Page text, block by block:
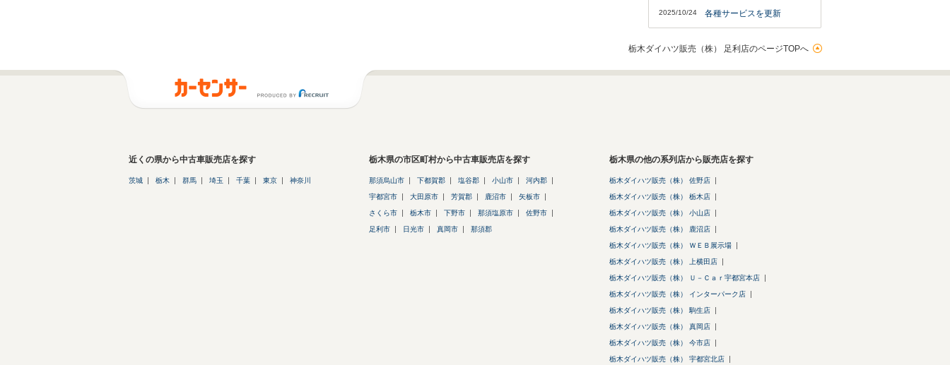
2025/10/24 各種サービスを更新
栃木ダイハツ販売（株） 足利店のページTOPへ
近くの県から中古車販売店を探す
茨城 栃木 群馬 埼玉 千葉 東京 神奈川
栃木県の市区町村から中古車販売店を探す
那須烏山市 下都賀郡 塩谷郡 小山市 河内郡
宇都宮市 大田原市 芳賀郡 鹿沼市 矢板市
さくら市 栃木市 下野市 那須塩原市 佐野市
足利市 日光市 真岡市 那須郡
栃木県の他の系列店から販売店を探す
栃木ダイハツ販売（株） 佐野店
栃木ダイハツ販売（株） 栃木店
栃木ダイハツ販売（株） 小山店
栃木ダイハツ販売（株） 鹿沼店
栃木ダイハツ販売（株） ＷＥＢ展示場
栃木ダイハツ販売（株） 上横田店
栃木ダイハツ販売（株） Ｕ－Ｃａｒ宇都宮本店
栃木ダイハツ販売（株） インターパーク店
栃木ダイハツ販売（株） 駒生店
栃木ダイハツ販売（株） 真岡店
栃木ダイハツ販売（株） 今市店
栃木ダイハツ販売（株） 宇都宮北店